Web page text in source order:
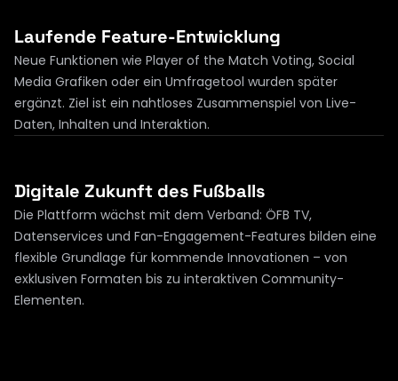
Laufende Feature-Entwicklung
Neue Funktionen wie Player of the Match Voting, Social
Media Grafiken oder ein Umfragetool wurden später
ergänzt. Ziel ist ein nahtloses Zusammenspiel von Live-
Daten, Inhalten und Interaktion.
Digitale Zukunft des Fußballs
Die Plattform wächst mit dem Verband: ÖFB TV,
Datenservices und Fan-Engagement-Features bilden eine
flexible Grundlage für kommende Innovationen – von
exklusiven Formaten bis zu interaktiven Community-
Elementen.